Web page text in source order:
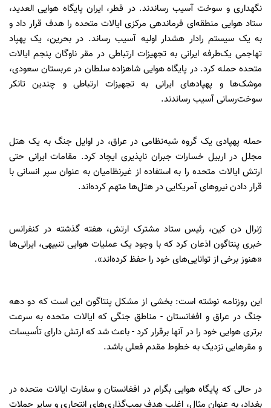
نگهداری و سوخت آسیب رساندند. در قطر، ایران پایگاه هوایی العدید،
ستاد هوایی منطقه‌ای فرماندهی مرکزی ایالات متحده را هدف قرار داد و
به یک سیستم رادار هشدار اولیه آسیب رساند. در بحرین، یک پهپاد
تهاجمی یک‌طرفه ایرانی به تجهیزات ارتباطی در مقر ناوگان پنجم ایالات
متحده حمله کرد. در پایگاه هوایی شاهزاده سلطان در عربستان سعودی،
موشک‌ها و پهپادهای ایرانی به تجهیزات ارتباطی و چندین تانکر
سوخت‌رسانی آسیب رساندند.
حمله پهپادی یک گروه شبه‌نظامی در عراق، در اوایل جنگ به یک هتل
مجلل در اربیل خسارات جبران ناپذیری ایچاد کرد. مقامات ایرانی حتی
ارتش ایالات متحده را به استفاده از غیرنظامیان به عنوان سپر انسانی با
قرار دادن نیروهای آمریکایی در هتل‌ها متهم کرده‌اند.
ژنرال دن کین، رئیس ستاد مشترک ارتش، هفته گذشته در کنفرانس
خبری پنتاگون اذعان کرد که با وجود یک عملیات هوایی تنبیهی، ایرانی‌ها
«هنوز برخی از توانایی‌های خود را حفظ کرده‌اند».
این روزنامه نوشته است: بخشی از مشکل پنتاگون این است که دو دهه
جنگ در عراق و افغانستان - مناطق جنگی که ایالات متحده به سرعت
برتری هوایی خود را در آنها برقرار کرد - باعث شد که ارتش دارای تأسیسات
و مقرهایی نزدیک به خطوط مقدم فعلی باشد.
در حالی که پایگاه هوایی بگرام در افغانستان و سفارت ایالات متحده در
بغداد، به عنوان مثال، اغلب هدف بمب‌گذاری‌های انتحاری و سایر حملات